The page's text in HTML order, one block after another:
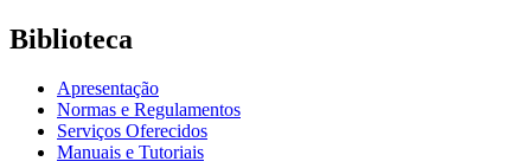
Biblioteca
Apresentação
Normas e Regulamentos
Serviços Oferecidos
Manuais e Tutoriais